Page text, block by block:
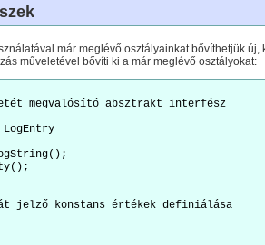
már meglévő osztályainkat bővíthetjük
műveletével bővíti ki a már meglévő osztályokat:
megvalósító absztrakt interfész
jelző konstans értékek definiálása